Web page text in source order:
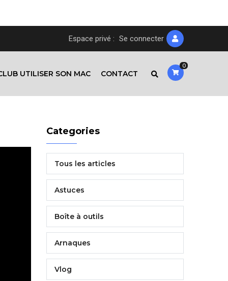
Espace privé : Se connecter
UTILISER SON MAC CONTACT
0
Categories
Tous les articles
Astuces
Boîte à outils
Arnaques
Vlog